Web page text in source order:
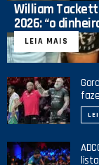
William Tackett
2026: “o
LEIA MAIS